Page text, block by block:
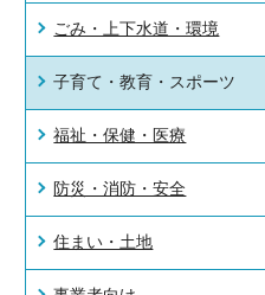
ごみ・上下水道・環境
子育て・教育・スポーツ
福祉・保健・医療
防災・消防・安全
住まい・土地